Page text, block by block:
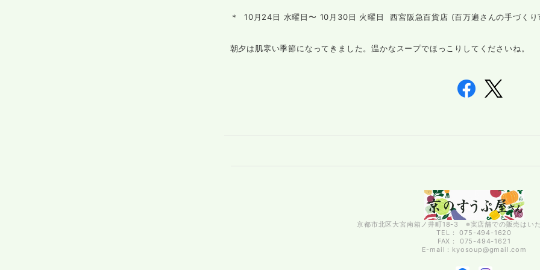
＊ 10月24日 水曜日〜 10月30日 火曜日 西宮阪急百貨店 (百万遍さんの手づくり
朝夕は肌寒い季節になってきました。温かなスープでほっこりしてくださいね。
京都市北区大宮南箱ノ井町18-3 ※実店舗での販売はい
TEL： 075-494-1620
FAX： 075-494-1621
E-mail： kyosoup@gmail.com